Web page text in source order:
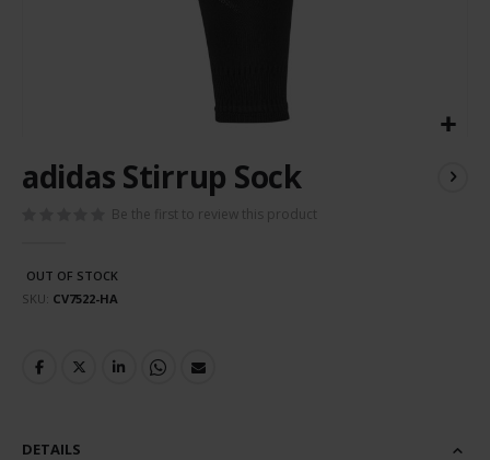
to
the
images
gallery
adidas Stirrup Sock
Be the first to review this product
OUT OF STOCK
SKU CV7522-HA
DETAILS